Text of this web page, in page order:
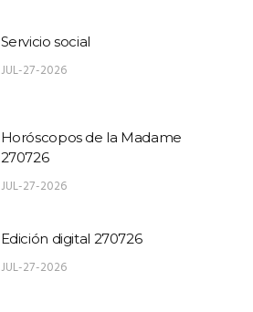
Servicio social
JUL-27-2026
Horóscopos de la Madame
270726
JUL-27-2026
Edición digital 270726
JUL-27-2026